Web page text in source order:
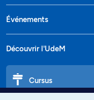
Événements
Découvrir l'UdeM
Cursus